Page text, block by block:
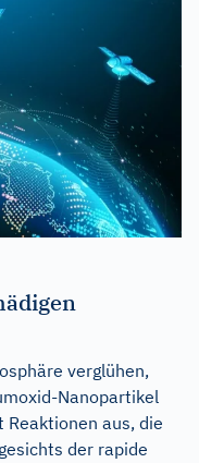
verglühen,
Nanopartikel
Reaktionen aus, die
der rapide